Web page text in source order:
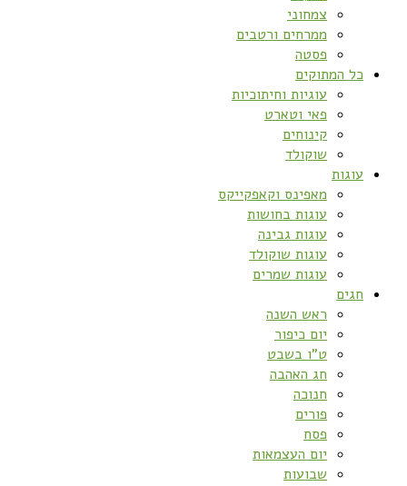
צמחוני
ממרחים ורטבים
פסטה
כל המתוקים
עוגיות וחיתוכיות
פאי וטארט
קינוחים
שוקולד
עוגות
מאפינס וקאפקייקס
עוגות בחושות
עוגות גבינה
עוגות שוקולד
עוגות שמרים
חגים
ראש השנה
יום כיפור
ט”ו בשבט
חג האהבה
חנוכה
פורים
פסח
יום העצמאות
שבועות